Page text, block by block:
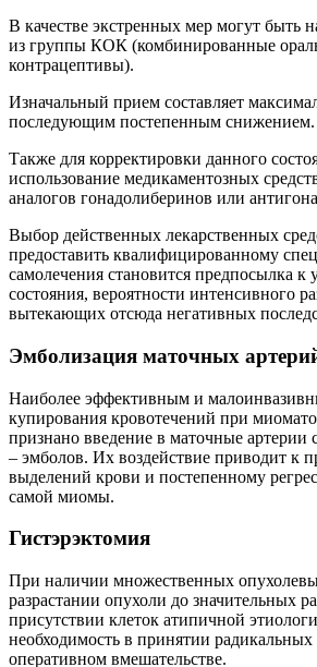
В качестве экстренных мер могут быть
из группы КОК (комбинированные
контрацептивы).
Изначальный прием составляет
последующим постепенным снижением.
Также для корректировки данного
использование медикаментозных
аналогов гонадолиберинов или
Выбор действенных лекарственных
предоставить квалифицированному
самолечения становится предпосылка
состояния, вероятности интенсивного
вытекающих отсюда негативных
Эмболизация маточных
Наиболее эффективным и
купирования кровотечений при
признано введение в маточные артерии
– эмболов. Их воздействие приводит к
выделений крови и постепенному
самой миомы.
Гистэрэктомия
При наличии множественных
разрастании опухоли до значительных
присутствии клеток атипичной
необходимость в принятии радикальных
оперативном вмешательстве.